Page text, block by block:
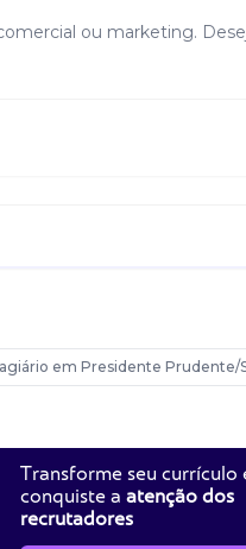
ou marketing.
em Presidente Prudente/
Transforme seu currículo
conquiste a atenção dos
recrutadores